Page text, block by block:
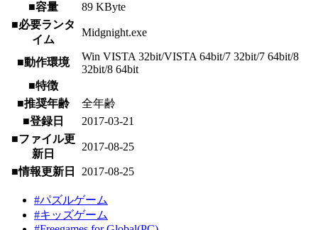
■容量
89 KByte
■必要ランタ
イム
Midgnight.exe
■動作環境
Win VISTA 32bit/VISTA 64bit/7 32bit/7 64bit/8
32bit/8 64bit
■特徴
■推奨年齢
全年齢
■登録日
2017-03-21
■ファイル更
新日
2017-08-25
■情報更新日 2017-08-25
#パズルゲーム
#キッズゲーム